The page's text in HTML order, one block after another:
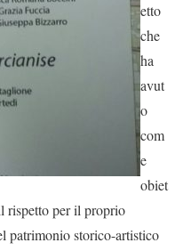
etto
che
ha
avut
o
com
e
obiet
rispetto per il proprio
patrimonio storico-artistico